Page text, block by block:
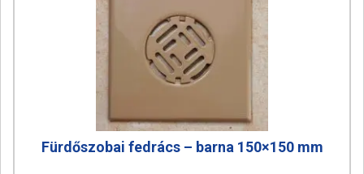
Fürdőszobai fedrács – barna 150×150 mm